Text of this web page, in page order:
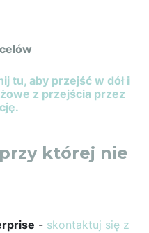
celów
tu, aby przejść w dół i
z przejścia przez
której nie
- skontaktuj się z